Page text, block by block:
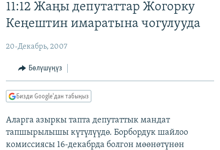
салыңыз
ЭКОНОМИКА
МАДАНИЯТ
БОРБОР АЗИЯ
АТАЙЫН ИЛИКТӨӨ
ТВ ПРОГРАММАЛАР
ЭКСПЕРТТЕР ТАЛДАЙТ
БИЗ ЖАНА ДҮЙНӨ
ДАНИСТЕ
ӨЗГӨЧӨ ПИКИР
Русский
11:12 Жаңы депутаттар Жогорку
Кеңештин имаратына чогулууда
20-Декабрь, 2007
Бөлүшүңүз
Бизди Google'дан табыңыз
Аларга азыркы тапта депутаттык мандат
тапшырылышы күтүлүүдө. Борбордук шайлоо
комиссиясы 16-декабрда болгон мөөнөтүнөн